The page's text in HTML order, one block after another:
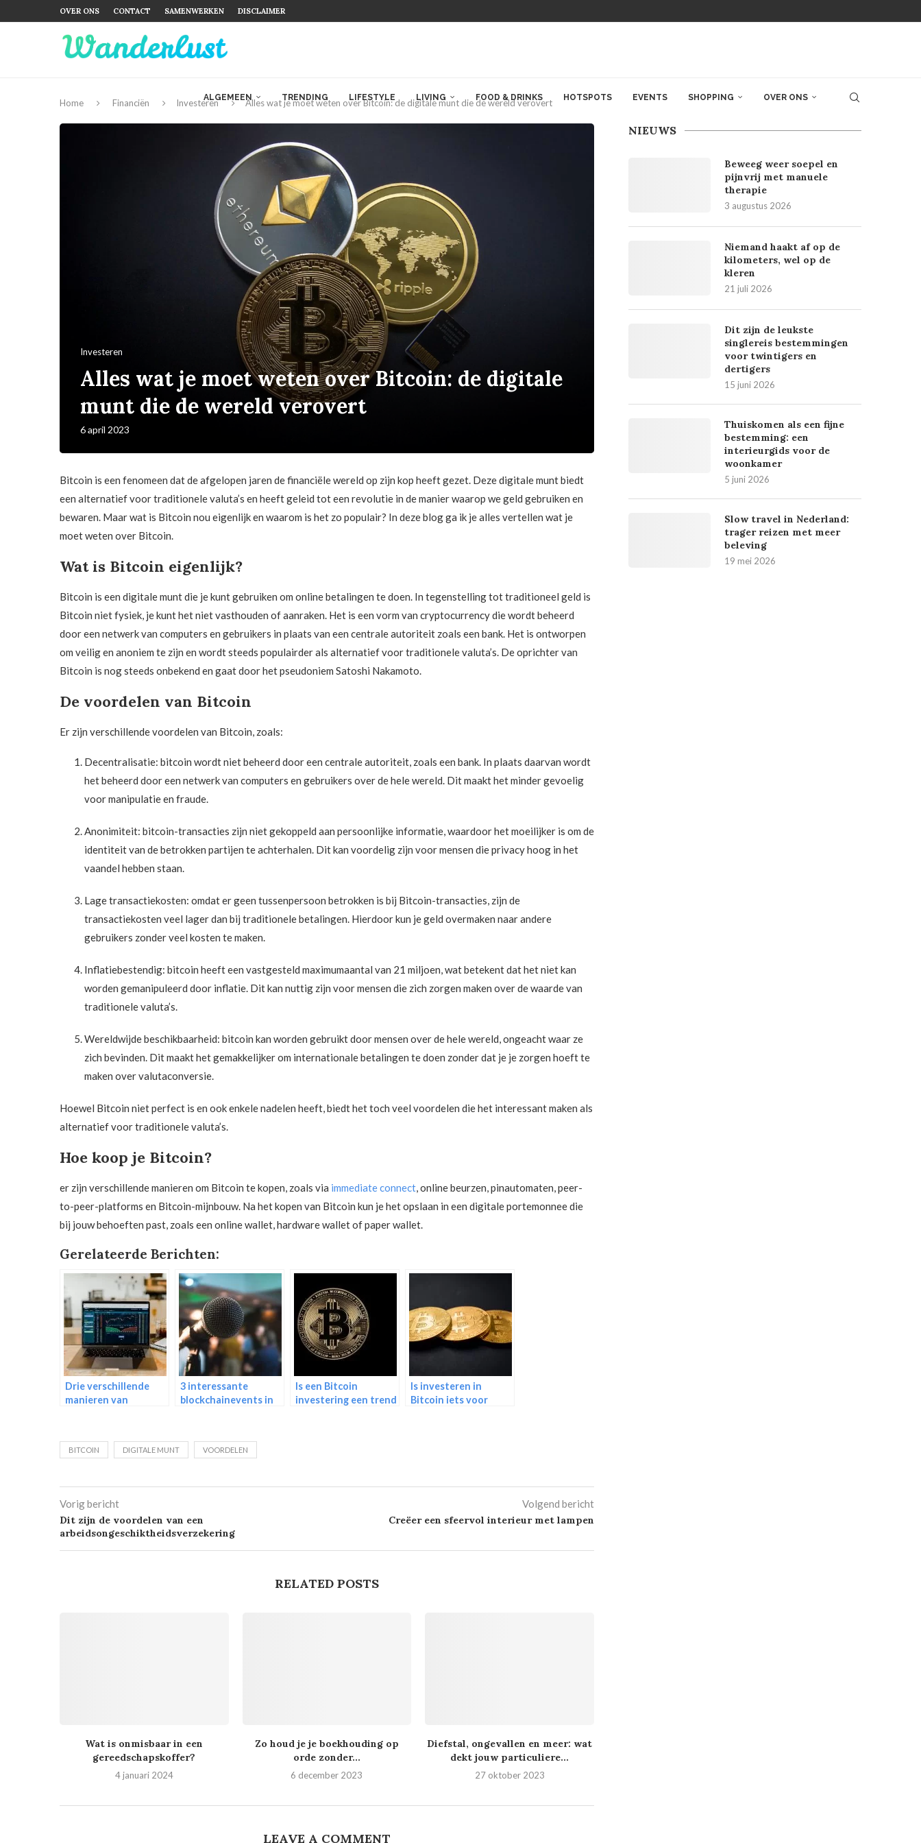
OVER ONS CONTACT SAMENWERKEN DISCLAIMER
ALGEMEEN TRENDING LIFESTYLE LIVING FOOD & DRINKS HOTSPOTS EVENTS SHOPPING OVER ONS
Home Financiën Investeren Alles wat je moet weten over Bitcoin: de digitale munt die de wereld verovert
Investeren
Alles wat je moet weten over Bitcoin: de digitale
munt die de wereld verovert
6 april 2023
Bitcoin is een fenomeen dat de afgelopen jaren de financiële wereld op zijn kop heeft gezet. Deze digitale munt biedt
een alternatief voor traditionele valuta’s en heeft geleid tot een revolutie in de manier waarop we geld gebruiken en
bewaren. Maar wat is Bitcoin nou eigenlijk en waarom is het zo populair? In deze blog ga ik je alles vertellen wat je
moet weten over Bitcoin.
Wat is Bitcoin eigenlijk?
Bitcoin is een digitale munt die je kunt gebruiken om online betalingen te doen. In tegenstelling tot traditioneel geld is
Bitcoin niet fysiek, je kunt het niet vasthouden of aanraken. Het is een vorm van cryptocurrency die wordt beheerd
door een netwerk van computers en gebruikers in plaats van een centrale autoriteit zoals een bank. Het is ontworpen
om veilig en anoniem te zijn en wordt steeds populairder als alternatief voor traditionele valuta’s. De oprichter van
Bitcoin is nog steeds onbekend en gaat door het pseudoniem Satoshi Nakamoto.
De voordelen van Bitcoin
Er zijn verschillende voordelen van Bitcoin, zoals:
Decentralisatie: bitcoin wordt niet beheerd door een centrale autoriteit, zoals een bank. In plaats daarvan wordt
het beheerd door een netwerk van computers en gebruikers over de hele wereld. Dit maakt het minder gevoelig
voor manipulatie en fraude.
Anonimiteit: bitcoin-transacties zijn niet gekoppeld aan persoonlijke informatie, waardoor het moeilijker is om de
identiteit van de betrokken partijen te achterhalen. Dit kan voordelig zijn voor mensen die privacy hoog in het
vaandel hebben staan.
Lage transactiekosten: omdat er geen tussenpersoon betrokken is bij Bitcoin-transacties, zijn de
transactiekosten veel lager dan bij traditionele betalingen. Hierdoor kun je geld overmaken naar andere
gebruikers zonder veel kosten te maken.
Inflatiebestendig: bitcoin heeft een vastgesteld maximumaantal van 21 miljoen, wat betekent dat het niet kan
worden gemanipuleerd door inflatie. Dit kan nuttig zijn voor mensen die zich zorgen maken over de waarde van
traditionele valuta’s.
Wereldwijde beschikbaarheid: bitcoin kan worden gebruikt door mensen over de hele wereld, ongeacht waar ze
zich bevinden. Dit maakt het gemakkelijker om internationale betalingen te doen zonder dat je je zorgen hoeft te
maken over valutaconversie.
Hoewel Bitcoin niet perfect is en ook enkele nadelen heeft, biedt het toch veel voordelen die het interessant maken als
alternatief voor traditionele valuta’s.
Hoe koop je Bitcoin?
er zijn verschillende manieren om Bitcoin te kopen, zoals via immediate connect, online beurzen, pinautomaten, peer-
to-peer-platforms en Bitcoin-mijnbouw. Na het kopen van Bitcoin kun je het opslaan in een digitale portemonnee die
bij jouw behoeften past, zoals een online wallet, hardware wallet of paper wallet.
Gerelateerde Berichten:
Drie verschillende
manieren van
3 interessante
blockchainevents in
Is een Bitcoin
investering een trend
Is investeren in
Bitcoin iets voor
BITCOIN DIGITALE MUNT VOORDELEN
Vorig bericht
Dit zijn de voordelen van een
arbeidsongeschiktheidsverzekering
Volgend bericht
Creëer een sfeervol interieur met lampen
RELATED POSTS
Wat is onmisbaar in een
gereedschapskoffer?
4 januari 2024
Zo houd je je boekhouding op
orde zonder...
6 december 2023
Diefstal, ongevallen en meer: wat
dekt jouw particuliere...
27 oktober 2023
LEAVE A COMMENT
NIEUWS
Beweeg weer soepel en
pijnvrij met manuele
therapie
3 augustus 2026
Niemand haakt af op de
kilometers, wel op de
kleren
21 juli 2026
Dit zijn de leukste
singlereis bestemmingen
voor twintigers en
dertigers
15 juni 2026
Thuiskomen als een fijne
bestemming: een
interieurgids voor de
woonkamer
5 juni 2026
Slow travel in Nederland:
trager reizen met meer
beleving
19 mei 2026